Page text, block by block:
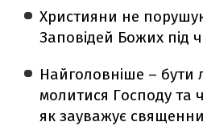
Християни не
Заповідей Божих під
Найголовніше –
молитися Господу та
як зауважує